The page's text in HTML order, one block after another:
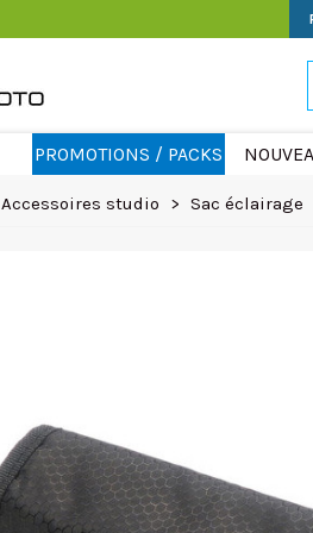
PROMOTIONS / PACKS
Accessoires studio > Sac éclairage